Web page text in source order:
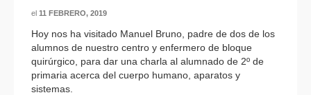
el 11 FEBRERO, 2019
Hoy nos ha visitado Manuel Bruno, padre de dos de los
alumnos de nuestro centro y enfermero de bloque
quirúrgico, para dar una charla al alumnado de 2º de
primaria acerca del cuerpo humano, aparatos y
sistemas.